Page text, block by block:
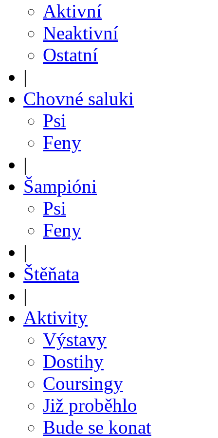
Aktivní
Neaktivní
Ostatní
|
Chovné saluki
Psi
Feny
|
Šampióni
Psi
Feny
|
Štěňata
|
Aktivity
Výstavy
Dostihy
Coursingy
Již proběhlo
Bude se konat